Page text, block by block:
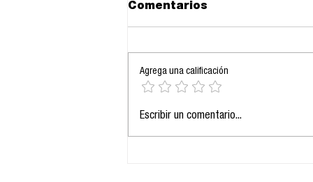
La prolongación de la
Comentarios
Agrega una calificación
Escribir un comentario...